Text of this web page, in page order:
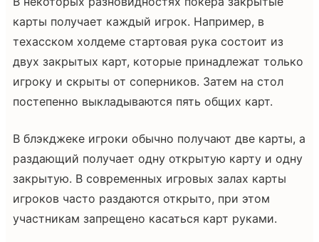
карты получает каждый игрок. Например, в
техасском холдеме стартовая рука состоит из
двух закрытых карт, которые принадлежат только
игроку и скрыты от соперников. Затем на стол
постепенно выкладываются пять общих карт.
В блэкджеке игроки обычно получают две карты, а
раздающий получает одну открытую карту и одну
закрытую. В современных игровых залах карты
игроков часто раздаются открыто, при этом
участникам запрещено касаться карт руками.